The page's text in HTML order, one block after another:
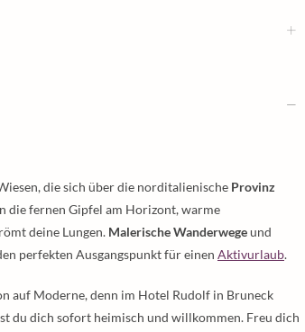
die sich über die norditalienische Provinz
die fernen Gipfel am Horizont, warme
deine Lungen. Malerische Wanderwegeund
perfekten Ausgangspunkt für einen Aktivurlaub.
auf Moderne, denn im Hotel Rudolf in Bruneck
du dich sofort heimisch und willkommen. Freu dich